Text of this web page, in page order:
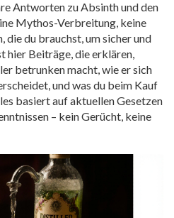
Antworten zu Absinth und den
Mythos-Verbreitung, keine
die du brauchst, um sicher und
hier Beiträge, die erklären,
betrunken macht, wie er sich
und was du beim Kauf
basiert auf aktuellen Gesetzen
– kein Gerücht, keine